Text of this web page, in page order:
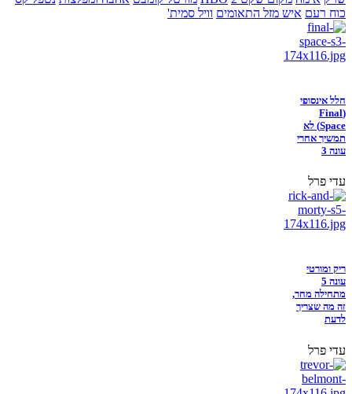
כוח רעם איש מזל התאומים וויל סמית'
חלל אינסופי
(Final
Space) לא
תמשיך אחרי
עונה 3
עדי פרל
ריק ומורטי
עונה 5
מתחילה מחר,
זה מה שצריך
לדעת
עדי פרל